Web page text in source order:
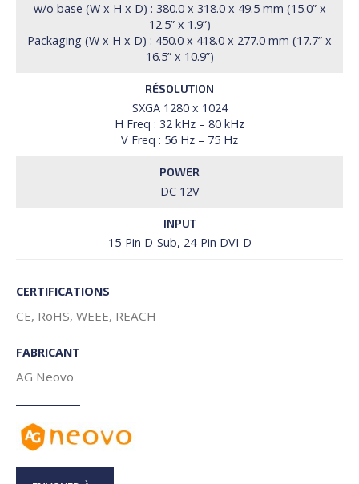
w/o base (W x H x D) : 380.0 x 318.0 x 49.5 mm (15.0” x
12.5” x 1.9”)
Packaging (W x H x D) : 450.0 x 418.0 x 277.0 mm (17.7” x
16.5” x 10.9”)
RÉSOLUTION
SXGA 1280 x 1024
H Freq : 32 kHz – 80 kHz
V Freq : 56 Hz – 75 Hz
POWER
DC 12V
INPUT
15-Pin D-Sub, 24-Pin DVI-D
CERTIFICATIONS
CE, RoHS, WEEE, REACH
FABRICANT
AG Neovo